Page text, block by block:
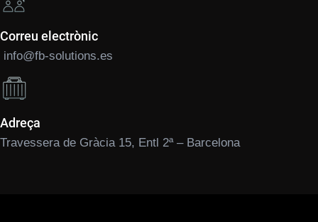
Correu electrònic
info@fb-solutions.es
Adreça
Travessera de Gràcia 15, Entl 2ª – Barcelona